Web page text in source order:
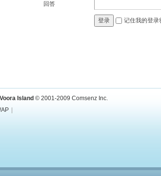
回答
登录 记住我的登录
Voora Island © 2001-2009 Comsenz Inc.